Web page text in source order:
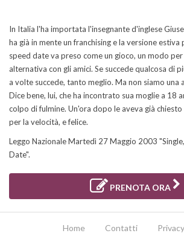
In Italia l'ha importata l'insegnante d'inglese
ha già in mente un franchising e la versione estiva
speed date va preso come un gioco, un modo
alternativa con gli amici. Se succede qualcosa di
a volte succede, tanto meglio. Ma non siamo una
Dice bene, lui, che ha incontrato sua moglie a 18
colpo di fulmine. Un'ora dopo le aveva già
per la velocità, e felice.
Leggo Nazionale Martedì 27 Maggio 2003
Date".
PRENOTA ORA
Home Contatti